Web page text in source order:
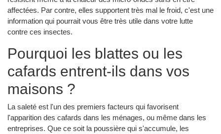
affectées. Par contre, elles supportent très mal le froid, c'est une
information qui pourrait vous être très utile dans votre lutte
contre ces insectes.
Pourquoi les blattes ou les
cafards entrent-ils dans vos
maisons ?
La saleté est l'un des premiers facteurs qui favorisent
l'apparition des cafards dans les ménages, ou même dans les
entreprises. Que ce soit la poussière qui s'accumule, les